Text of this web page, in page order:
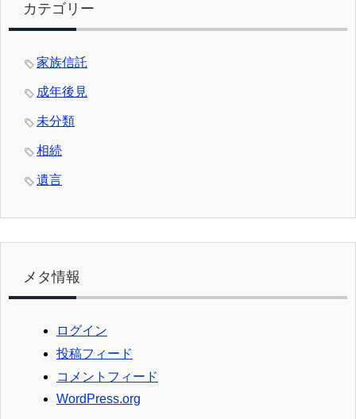
カテゴリー
家族信託
成年後見
未分類
相続
遺言
メタ情報
ログイン
投稿フィード
コメントフィード
WordPress.org